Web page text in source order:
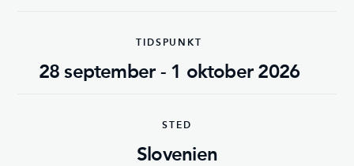
TIDSPUNKT
28 september - 1 oktober 2026
STED
Slovenien